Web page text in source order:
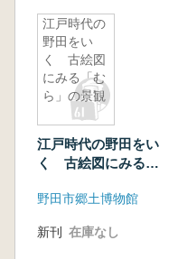
江戸時代の
野田をい
く 古絵図
にみる「む
ら」の景観
江戸時代の野田をい
く 古絵図にみる
野田市郷土博物館
新刊 在庫なし